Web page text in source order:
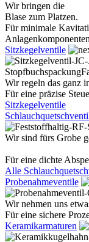
Wir bringen die
Blase zum Platzen.
Für minimale
Sitzkegelventile
Wir regeln das ganz
Für eine präzise
Sitzkegelventile
Wir sind fürs Grobe
Für eine dichte
Alle
Probenahmeventile
Wir nehmen uns
Für eine sichere
Keramikarmaturen